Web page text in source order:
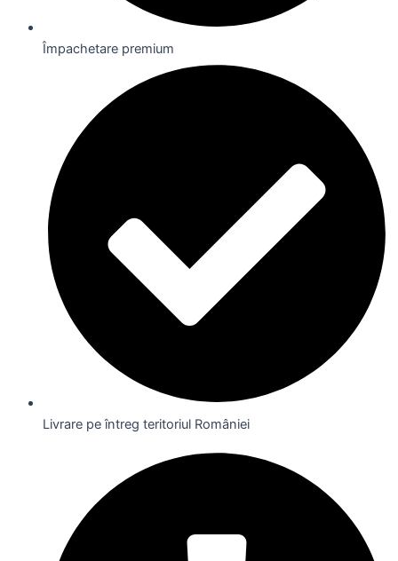
Împachetare premium
Livrare pe întreg teritoriul României